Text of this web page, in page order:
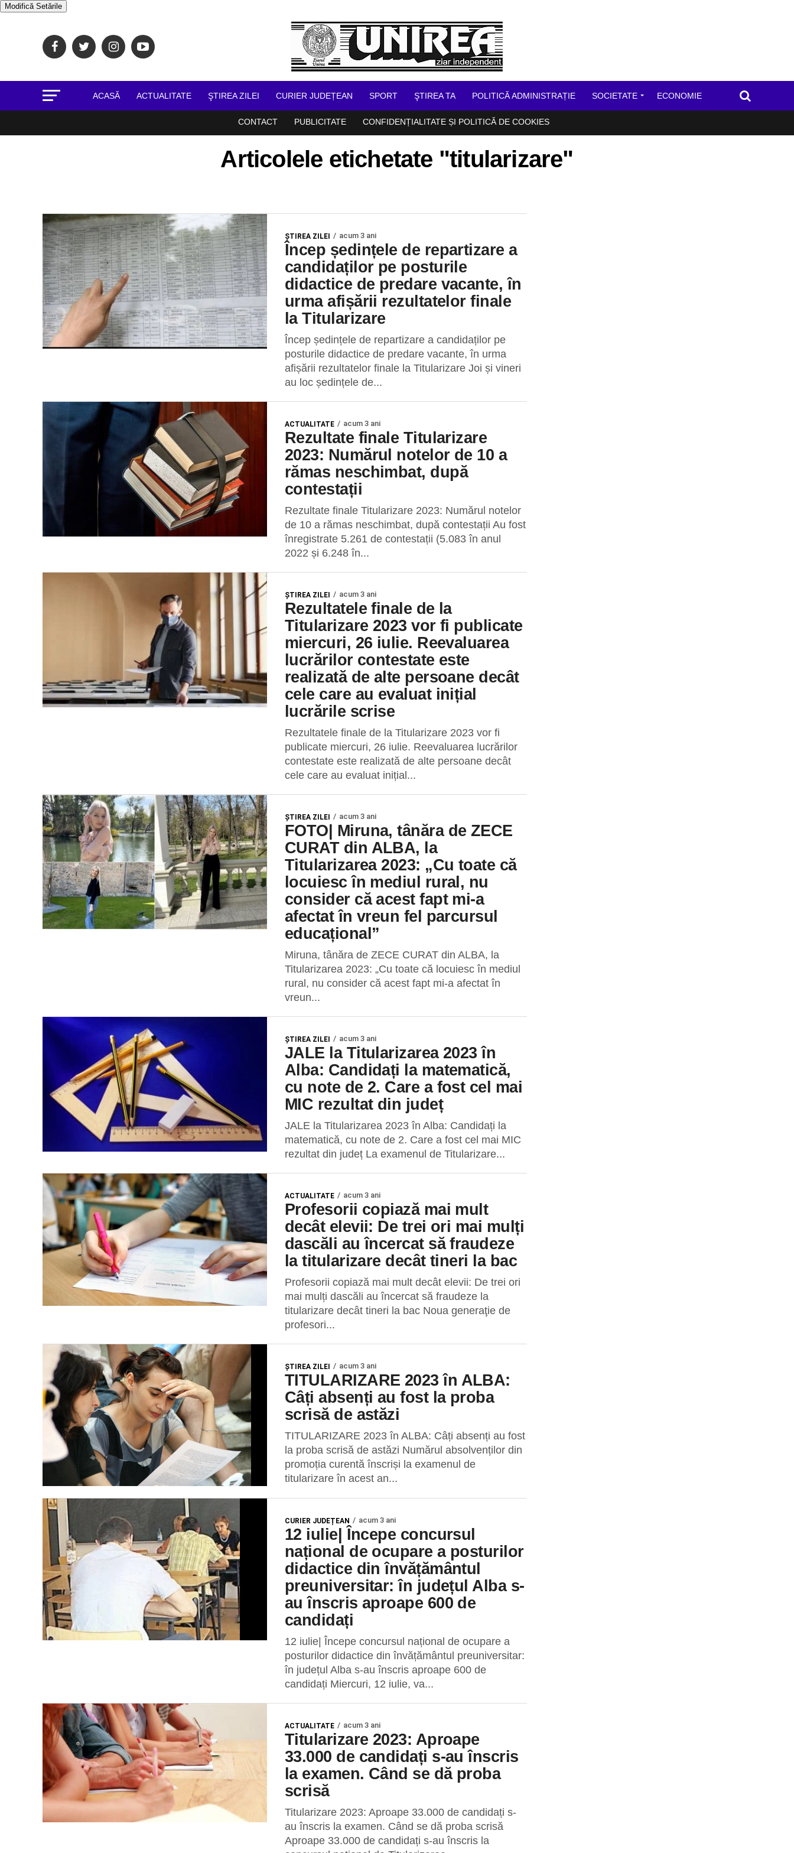
Modifică Setările
ACASĂ ACTUALITATE ŞTIREA ZILEI CURIER JUDEȚEAN SPORT ŞTIREA TA POLITICĂ ADMINISTRAȚIE SOCIETATE ECONOMIE
CONTACT PUBLICITATE CONFIDENȚIALITATE ȘI POLITICĂ DE COOKIES
Articolele etichetate "titularizare"
ŞTIREA ZILEI acum 3 ani
Încep ședințele de repartizare a
candidaților pe posturile
didactice de predare vacante, în
urma afișării rezultatelor finale
la Titularizare
Încep ședințele de repartizare a candidaților pe
posturile didactice de predare vacante, în urma
afișării rezultatelor finale la Titularizare Joi și vineri
au loc ședințele de...
ACTUALITATE acum 3 ani
Rezultate finale Titularizare
2023: Numărul notelor de 10 a
rămas neschimbat, după
contestații
Rezultate finale Titularizare 2023: Numărul notelor
de 10 a rămas neschimbat, după contestații Au fost
înregistrate 5.261 de contestații (5.083 în anul
2022 și 6.248 în...
ŞTIREA ZILEI acum 3 ani
Rezultatele finale de la
Titularizare 2023 vor fi publicate
miercuri, 26 iulie. Reevaluarea
lucrărilor contestate este
realizată de alte persoane decât
cele care au evaluat inițial
lucrările scrise
Rezultatele finale de la Titularizare 2023 vor fi
publicate miercuri, 26 iulie. Reevaluarea lucrărilor
contestate este realizată de alte persoane decât
cele care au evaluat inițial...
ŞTIREA ZILEI acum 3 ani
FOTO| Miruna, tânăra de ZECE
CURAT din ALBA, la
Titularizarea 2023: „Cu toate că
locuiesc în mediul rural, nu
consider că acest fapt mi-a
afectat în vreun fel parcursul
educațional”
Miruna, tânăra de ZECE CURAT din ALBA, la
Titularizarea 2023: „Cu toate că locuiesc în mediul
rural, nu consider că acest fapt mi-a afectat în
vreun...
ŞTIREA ZILEI acum 3 ani
JALE la Titularizarea 2023 în
Alba: Candidați la matematică,
cu note de 2. Care a fost cel mai
MIC rezultat din județ
JALE la Titularizarea 2023 în Alba: Candidați la
matematică, cu note de 2. Care a fost cel mai MIC
rezultat din județ La examenul de Titularizare...
ACTUALITATE acum 3 ani
Profesorii copiază mai mult
decât elevii: De trei ori mai mulți
dascăli au încercat să fraudeze
la titularizare decât tineri la bac
Profesorii copiază mai mult decât elevii: De trei ori
mai mulți dascăli au încercat să fraudeze la
titularizare decât tineri la bac Noua generaţie de
profesori...
ŞTIREA ZILEI acum 3 ani
TITULARIZARE 2023 în ALBA:
Câți absenți au fost la proba
scrisă de astăzi
TITULARIZARE 2023 în ALBA: Câți absenți au fost
la proba scrisă de astăzi Numărul absolvenților din
promoția curentă înscriși la examenul de
titularizare în acest an...
CURIER JUDEȚEAN acum 3 ani
12 iulie| Începe concursul
național de ocupare a posturilor
didactice din învățământul
preuniversitar: în județul Alba s-
au înscris aproape 600 de
candidați
12 iulie| Începe concursul național de ocupare a
posturilor didactice din învățământul preuniversitar:
în județul Alba s-au înscris aproape 600 de
candidați Miercuri, 12 iulie, va...
ACTUALITATE acum 3 ani
Titularizare 2023: Aproape
33.000 de candidați s-au înscris
la examen. Când se dă proba
scrisă
Titularizare 2023: Aproape 33.000 de candidați s-
au înscris la examen. Când se dă proba scrisă
Aproape 33.000 de candidați s-au înscris la